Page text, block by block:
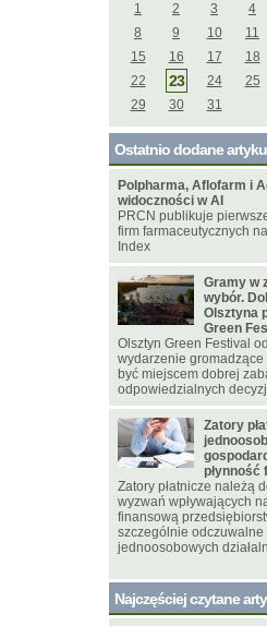
1
2 3 4
8
9 10 11
15
16 17 18
22
23 24 25
29
30
31
Ostatnio dodane
Polpharma, Aflofarm i
widoczności w AI
PRCN publikuje
firm farmaceutycznych
Index
Gramy w
wybór.
Olsztyna
Green
Olsztyn Green Festival
wydarzenie
być miejscem dobrej
odpowiedzialnych
Zatory
płynność
Zatory płatnicze należą
wyzwań wpływających
finansową
szczególnie odczuwalne
jednoosobowych
Najczęściej czytane